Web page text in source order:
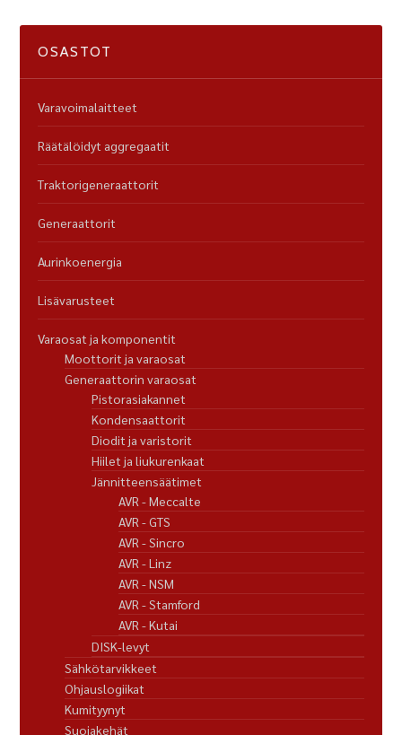
OSASTOT
Varavoimalaitteet
Räätälöidyt aggregaatit
Traktorigeneraattorit
Generaattorit
Aurinkoenergia
Lisävarusteet
Varaosat ja komponentit
Moottorit ja varaosat
Generaattorin varaosat
Pistorasiakannet
Kondensaattorit
Diodit ja varistorit
Hiilet ja liukurenkaat
Jännitteensäätimet
AVR - Meccalte
AVR - GTS
AVR - Sincro
AVR - Linz
AVR - NSM
AVR - Stamford
AVR - Kutai
DISK-levyt
Sähkötarvikkeet
Ohjauslogiikat
Kumityynyt
Suojakehät